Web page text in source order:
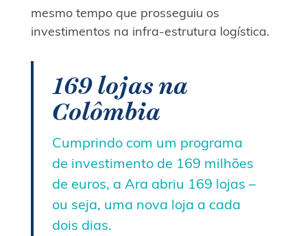
mesmo tempo que prosseguiu os
investimentos na infra-estrutura logística.
169 lojas na
Colômbia
Cumprindo com um programa
de investimento de 169 milhões
de euros, a Ara abriu 169 lojas –
ou seja, uma nova loja a cada
dois dias.